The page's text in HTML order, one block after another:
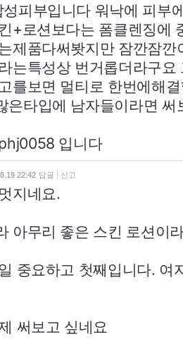
피부입니다 워낙에 피부
+로션보다는 폼클렌징에
제품다써봣지만 잠깐잠
는특성상 번거롭더라구
를보면 멀티로 한번에해
은타입에 남자들이라면
입니다
22:42 답글 신고
지네요.
아무리 좋은 스킨 로션이
중요하고 첫째입니다. 여
써보고 싶네요